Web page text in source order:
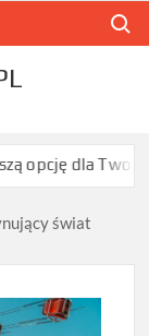
Twojego
świat